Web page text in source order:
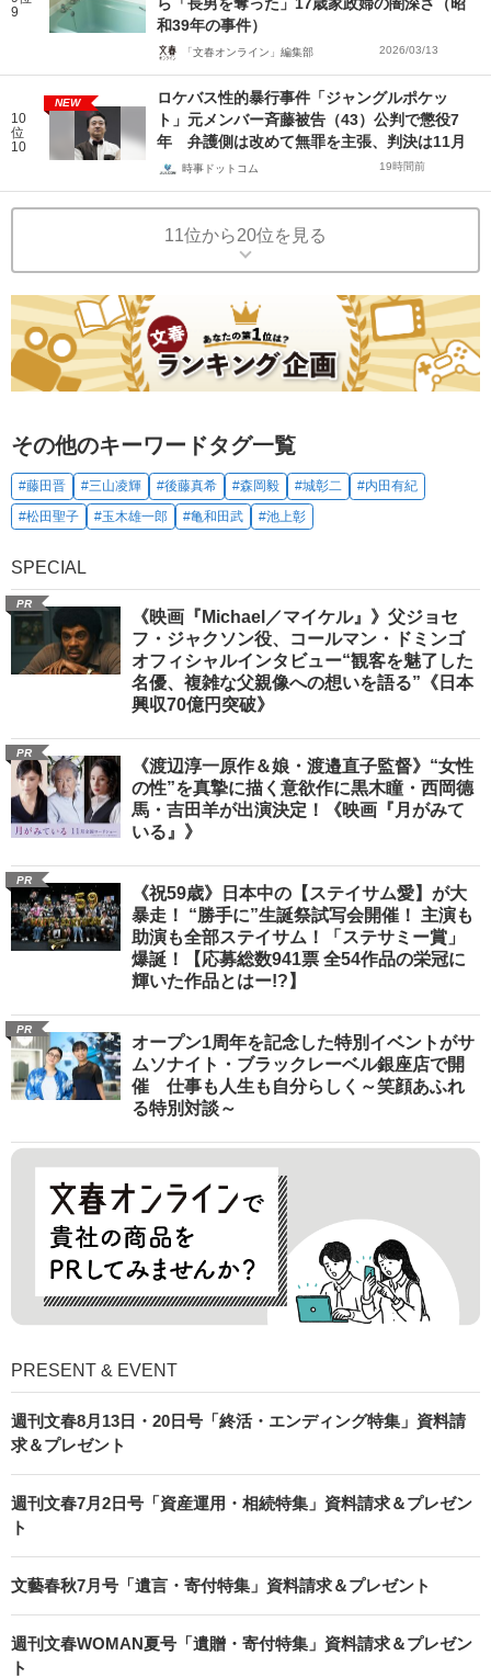
9
和39年の事件）
「文春オンライン」編集部 2026/03/13
10
位
10
NEW
ロケバス性的暴行事件「ジャングルポケッ
ト」元メンバー斉藤被告（43）公判で懲役7
年 弁護側は改めて無罪を主張、判決は11月
時事ドットコム 19時間前
11位から20位を見る
その他のキーワードタグ一覧
#藤田晋 #三山凌輝 #後藤真希 #森岡毅 #城彰二
#内田有紀
#松田聖子
#玉木雄一郎 #亀和田武 #池上彰
SPECIAL
PR
《映画『Michael／マイケル』》父ジョセ
フ・ジャクソン役、コールマン・ドミンゴ
オフィシャルインタビュー“観客を魅了した
名優、複雑な父親像への想いを語る”《日本
興収70億円突破》
PR
《渡辺淳一原作＆娘・渡邉直子監督》“女性
の性”を真摯に描く意欲作に黒木瞳・西岡德
馬・吉田羊が出演決定！《映画『月がみて
いる』》
PR
《祝59歳》日本中の【ステイサム愛】が大
暴走！ “勝手に”生誕祭試写会開催！ 主演も
助演も全部ステイサム！「ステサミー賞」
爆誕！【応募総数941票 全54作品の栄冠に
輝いた作品とはー!?】
PR
オープン1周年を記念した特別イベントがサ
ムソナイト・ブラックレーベル銀座店で開
催 仕事も人生も自分らしく～笑顔あふれ
る特別対談～
PRESENT & EVENT
週刊文春8月13日・20日号「終活・エンディング特集」資料請
求＆プレゼント
週刊文春7月2日号「資産運用・相続特集」資料請求＆プレゼン
ト
文藝春秋7月号「遺言・寄付特集」資料請求＆プレゼント
週刊文春WOMAN夏号「遺贈・寄付特集」資料請求＆プレゼン
ト